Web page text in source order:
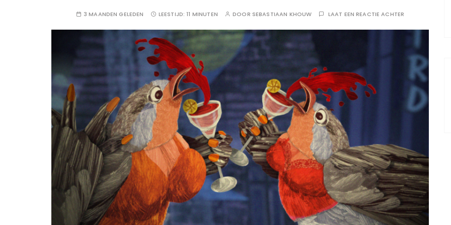
3 MAANDEN GELEDEN LEESTIJD:11 MINUTEN DOOR SEBASTIAAN KHOUW LAAT EEN REACTIE ACHTER